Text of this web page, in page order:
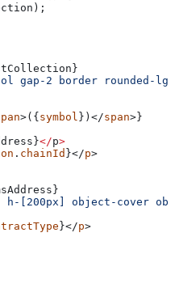
);
}
gap-2 border rounded-lg
>({ symbol })</span>}
}</p>
. chainId }</p>
}
h-[200px] object-cover
}</p>